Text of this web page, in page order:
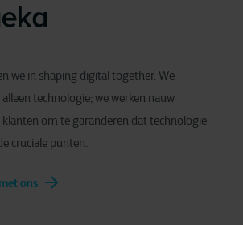
we in shaping digital together. We
technologie; we werken nauw
om te garanderen dat technologie
cruciale punten.
ons